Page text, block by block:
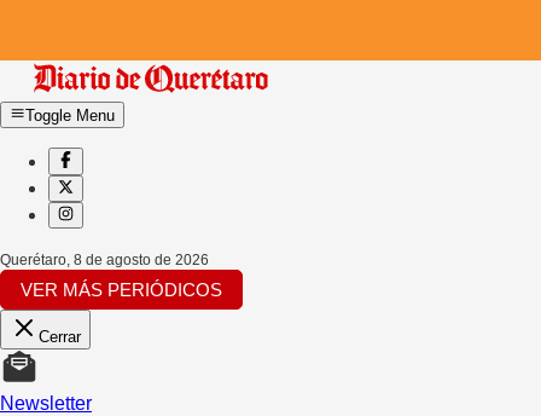
Toggle Menu
Querétaro, 8 de agosto de 2026
VER MÁS PERIÓDICOS
Cerrar
Newsletter